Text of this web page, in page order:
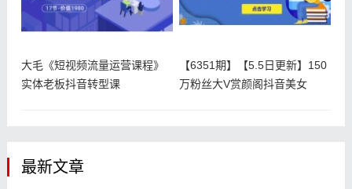
大毛《短视频流量运营课程》
实体老板抖音转型课
【6351期】【5.5日更新】150
万粉丝大V赏颜阁抖音美女
最新文章